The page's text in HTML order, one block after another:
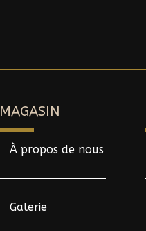
MAGASIN
À propos de nous
Galerie